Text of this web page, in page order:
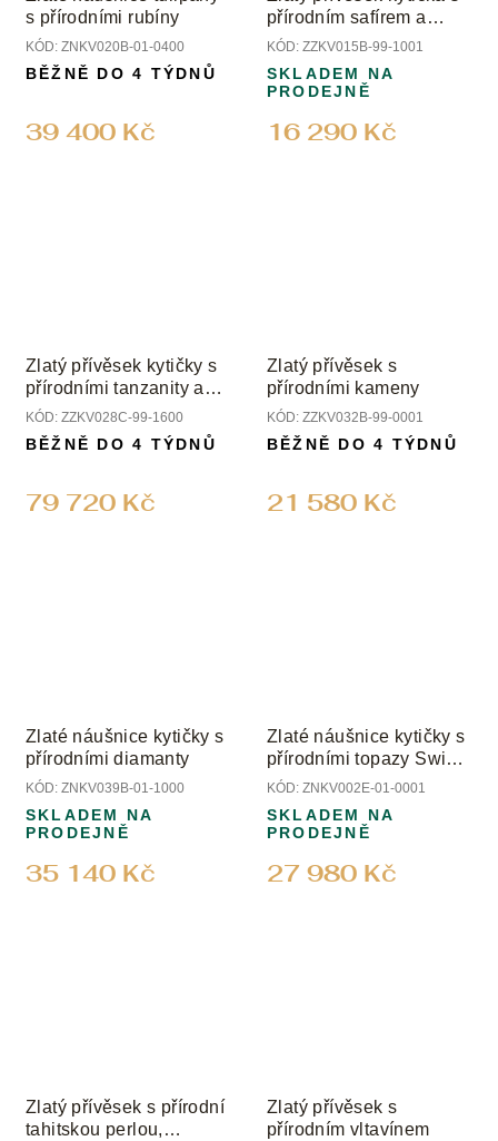
s přírodními rubíny
KÓD: ZNKV020B-01-0400
39 400 Kč
BĚŽNĚ DO 4 TÝDNŮ
přírodním safírem a
diamanty
KÓD: ZZKV015B-99-1001
16 290 Kč
SKLADEM NA
PRODEJNĚ
Zlatý přívěsek kytičky s
přírodními tanzanity a
diamanty
KÓD: ZZKV028C-99-1600
79 720 Kč
BĚŽNĚ DO 4 TÝDNŮ
Zlatý přívěsek s
přírodními kameny
KÓD: ZZKV032B-99-0001
21 580 Kč
BĚŽNĚ DO 4 TÝDNŮ
Zlaté náušnice kytičky s
přírodními diamanty
KÓD: ZNKV039B-01-1000
35 140 Kč
SKLADEM NA
PRODEJNĚ
Zlaté náušnice kytičky s
přírodními topazy Swiss
a peridoty
KÓD: ZNKV002E-01-0001
27 980 Kč
SKLADEM NA
PRODEJNĚ
Zlatý přívěsek s přírodní
tahitskou perlou,
Zlatý přívěsek s
přírodním vltavínem